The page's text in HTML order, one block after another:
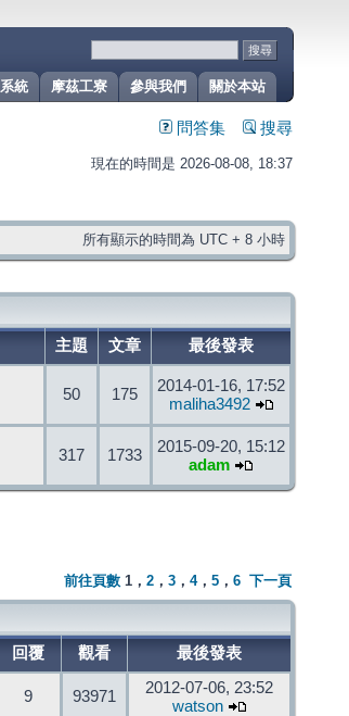
關於本站
參與我們
摩茲工寮
統
問答集 搜尋
現在的時間是 2026-08-08, 18:37
所有顯示的時間為 UTC + 8 小時
主題 文章 最後發表
50 175
2014-01-16, 17:52
maliha3492
317 1733
2015-09-20, 15:12
adam
前往頁數 1 ， 2 ， 3 ， 4， 5 ， 6 下一頁
回覆 觀看 最後發表
9 93971
2012-07-06, 23:52
watson